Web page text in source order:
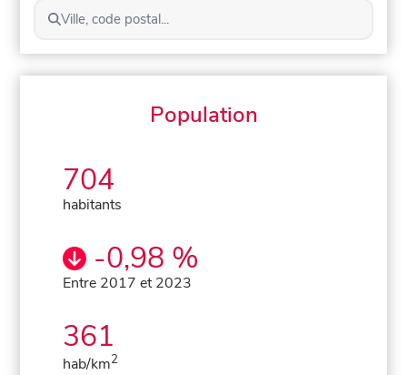
Ville, code postal...
Population
704
habitants
-0,98 %
Entre 2017 et 2023
361
hab/km2